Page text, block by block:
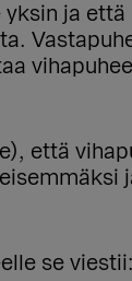
ja
että
se viestii: